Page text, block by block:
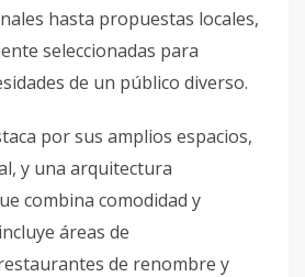
hasta propuestas locales,
seleccionadas para
de un público diverso.
por sus amplios espacios,
y una arquitectura
combina comodidad y
áreas de
de renombre y